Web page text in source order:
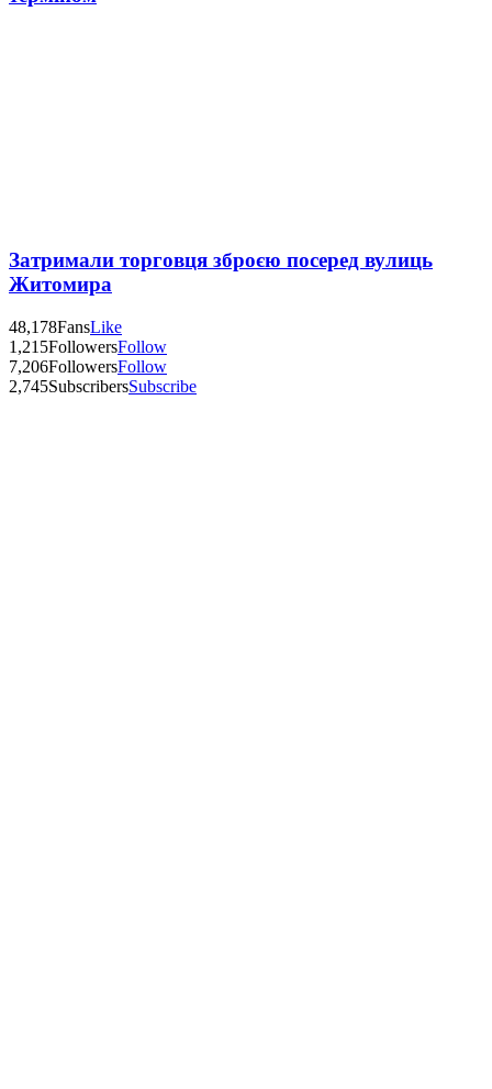
Затримали торговця зброєю посеред вулиць
Житомира
48,178FansLike
1,215FollowersFollow
7,206FollowersFollow
2,745SubscribersSubscribe